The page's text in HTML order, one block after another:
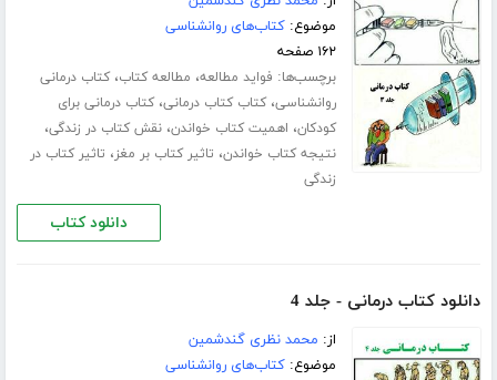
موضوع:کتاب‌های روانشناسی
۱۶۲ صفحه
برچسب‌ها: فواید مطالعه، مطالعه کتاب،کتاب درمانی
روانشناسی،کتاب کتاب درمانی،کتاب درمانی برای
کودکان، اهمیت کتاب خواندن،نقش کتاب در زندگی،
نتیجه کتاب خواندن، تاثیر کتاب بر مغز، تاثیر کتاب در
زندگی
دانلود کتاب
دانلود کتاب درمانی - جلد 4
از: محمد نظری گندشمین
موضوع:کتاب‌های روانشناسی